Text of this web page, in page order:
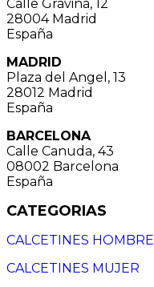
Calle Gravina, 12
28004 Madrid
España
MADRID
Plaza del Angel, 13
28012 Madrid
España
BARCELONA
Calle Canuda, 43
08002 Barcelona
España
CATEGORIAS
CALCETINES HOMBRE
CALCETINES MUJER